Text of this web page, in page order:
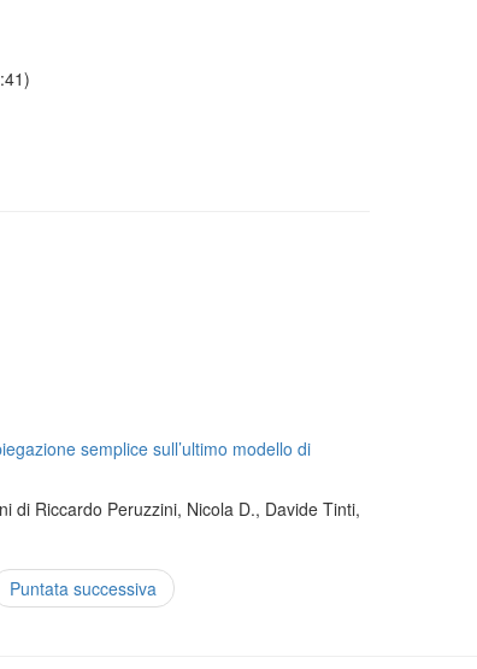
semplice sull’ultimo modello di
di Riccardo Peruzzini, Nicola D., Davide Tinti,
Puntata successiva